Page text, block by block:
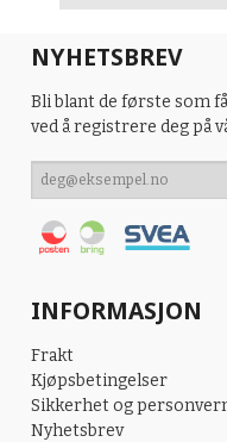
NYHETSBREV
Bli blant de første som
ved å registrere deg på
INFORMASJON
Frakt
Kjøpsbetingelser
Sikkerhet og
Nyhetsbrev